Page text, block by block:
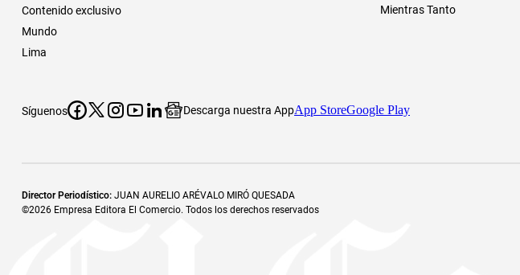
Contenido exclusivo
Mundo
Lima
Mientras Tanto
Síguenos Descarga nuestra AppApp StoreGoogle Play
Director Periodístico: JUAN AURELIO ARÉVALO MIRÓ QUESADA
©2026 Empresa Editora El Comercio. Todos los derechos reservados